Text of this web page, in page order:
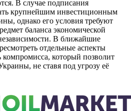
В случае подписания
крупнейшим инвестиционным
однако его условия требуют
баланса экономической
В ближайшие
отдельные аспекты
компромисса, который позволит
не ставя под угрозу её